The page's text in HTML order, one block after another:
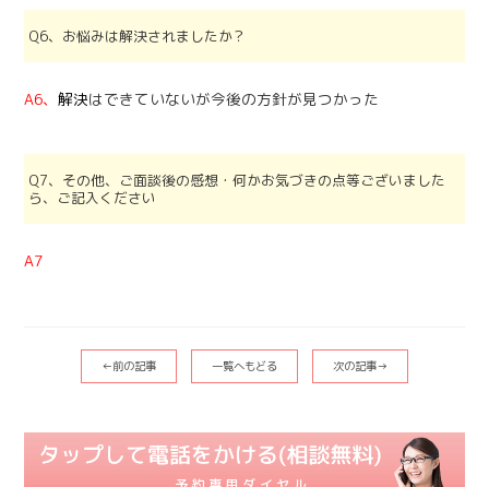
Q6、お悩みは解決されましたか？
A6、解決はできていないが今後の方針が見つかった
Q7、その他、ご面談後の感想・何かお気づきの点等ございました
ら、ご記入ください
A7
←前の記事 一覧へもどる 次の記事→